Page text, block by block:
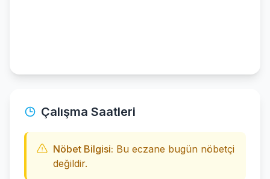
Çalışma Saatleri
Nöbet Bilgisi: Bu eczane bugün nöbetçi
değildir.